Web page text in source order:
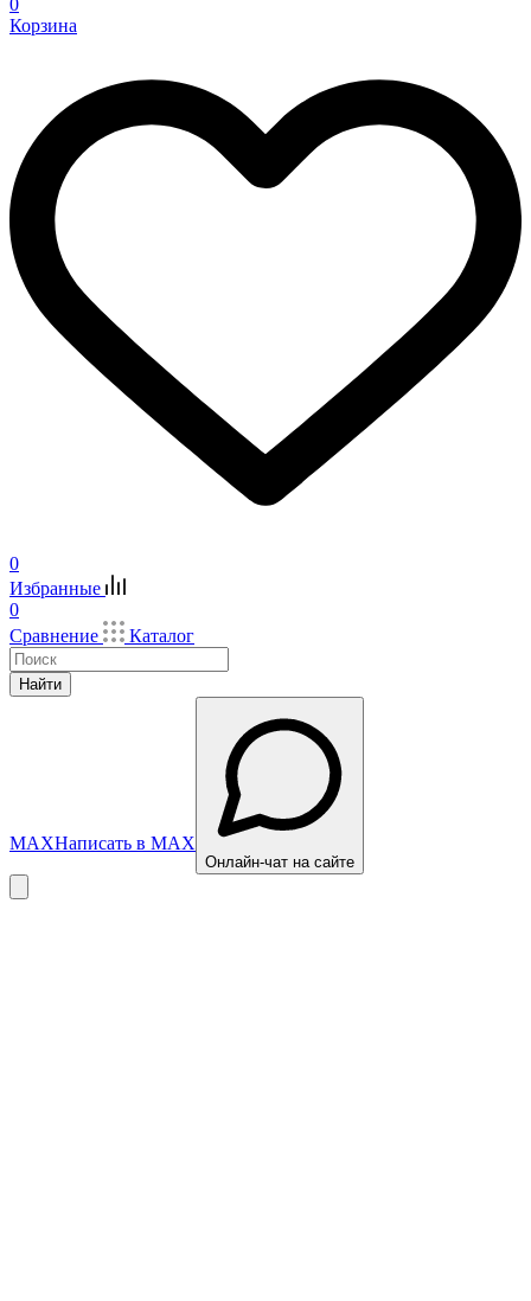
0
Корзина
0
Избранные
0
Сравнение
Каталог
Найти
MAXНаписать в MAX
Онлайн-чат на сайте